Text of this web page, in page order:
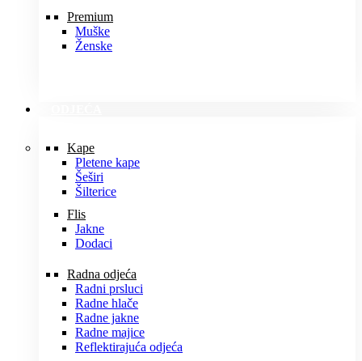
Premium
Muške
Ženske
Kape
Pletene kape
Šeširi
Šilterice
Flis
Jakne
Dodaci
Radna odjeća
Radni prsluci
Radne hlače
Radne jakne
Radne majice
Reflektirajuća odjeća